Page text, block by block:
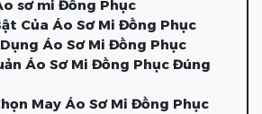
sơ mi Đồng Phục
Của Áo Sơ Mi Đồng Phục
Áo Sơ Mi Đồng Phục
Áo Sơ Mi Đồng Phục Đúng
May Áo Sơ Mi Đồng Phục